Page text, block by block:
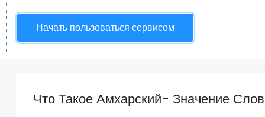
Начать пользоваться сервисом
Что Такое Амхарский- Значение